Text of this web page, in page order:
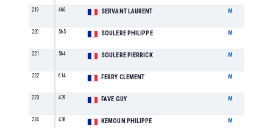
219 460 SERVANT LAURENT M
220 565 SOULERE PHILIPPE M
221 564 SOULERE PIERRICK M
222 614 FERRY CLEMENT M
223 439 FAVE GUY M
224 438 KEMOUN PHILIPPE M